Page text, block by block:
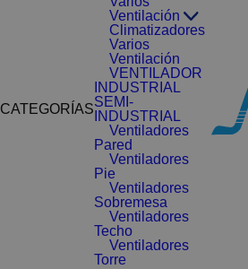
CATEGORÍAS
Ventilación
Climatizadores
Varios
Ventilación
VENTILADOR
INDUSTRIAL
SEMI-
INDUSTRIAL
Ventiladores
Pared
Ventiladores
Pie
Ventiladores
Sobremesa
Ventiladores
Techo
Ventiladores
Torre